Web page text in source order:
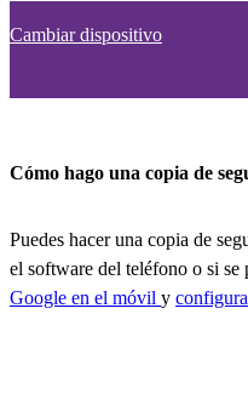
Cambiar dispositivo
Cómo hago una copia de
Puedes hacer una copia de
el software del teléfono o si se
Google en el móvil y